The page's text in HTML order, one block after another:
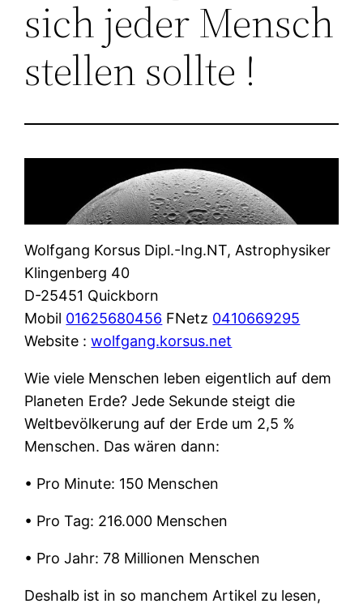
sich jeder Mensch
stellen sollte !
Wolfgang Korsus Dipl.-Ing.NT, Astrophysiker
Klingenberg 40
D-25451 Quickborn
Mobil 01625680456 FNetz 0410669295
Website :wolfgang.korsus.net
Wie viele Menschen leben eigentlich auf dem
Planeten Erde? Jede Sekunde steigt die
Weltbevölkerung auf der Erde um 2,5 %
Menschen. Das wären dann:
• Pro Minute: 150 Menschen
• Pro Tag: 216.000 Menschen
• Pro Jahr: 78 Millionen Menschen
Deshalb ist in so manchem Artikel zu lesen,